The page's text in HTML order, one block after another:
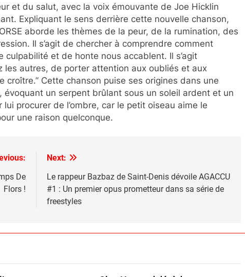
et du salut, avec la voix émouvante de Joe Hicklin
Expliquant le sens derrière cette nouvelle chanson,
aborde les thèmes de la peur, de la rumination, des
Il s’agit de chercher à comprendre comment
et de honte nous accablent. Il s’agit
les autres, de porter attention aux oubliés et aux
Cette chanson puise ses origines dans une
évoquant un serpent brûlant sous un soleil ardent et un
procurer de l’ombre, car le petit oiseau aime le
une raison quelconque.
De
Flors !
Next:
Le rappeur Bazbaz de Saint-Denis dévoile AGACCU
#1 : Un premier opus prometteur dans sa série de
freestyles